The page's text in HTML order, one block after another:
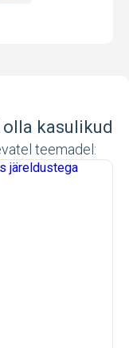
kasulikud
teemadel: